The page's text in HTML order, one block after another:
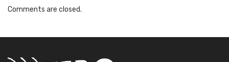
Comments are closed.